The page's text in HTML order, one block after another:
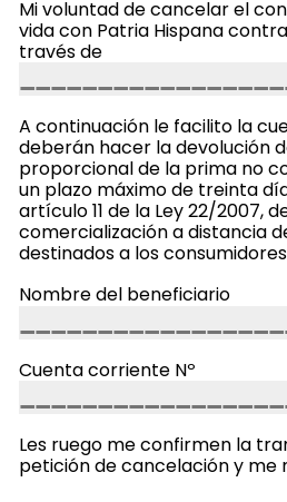
Mi voluntad de cancelar el
vida con Patria Hispana
través de
A continuación le facilito la
deberán hacer la devolución
proporcional de la prima no
un plazo máximo de treinta
artículo 11 de la Ley 22/2007,
comercialización a distancia
destinados a los
Nombre del beneficiario
Cuenta corriente Nº
Les ruego me confirmen la
petición de cancelación y me